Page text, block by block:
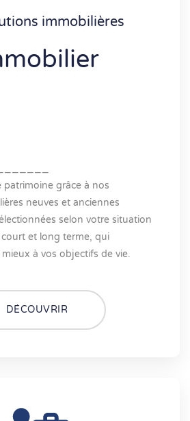
immobilières
patrimoine grâce à nos
neuves et anciennes
selon votre situation
et long terme, qui
à vos objectifs de vie.
DÉCOUVRIR